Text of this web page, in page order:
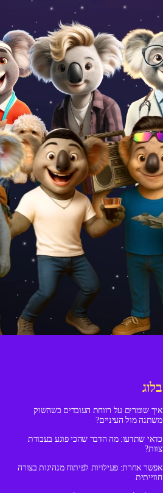
בלוג
איך שומרים על רווחת העובדים כשהשוק
משתנה מול העיניים?
כדאי שתדעו: מה הדבר שהכי פוגע בעבודת
צוות?
אפשר אחרת: פעילויות לפיתוח מנהיגות בצורה
חווייתית